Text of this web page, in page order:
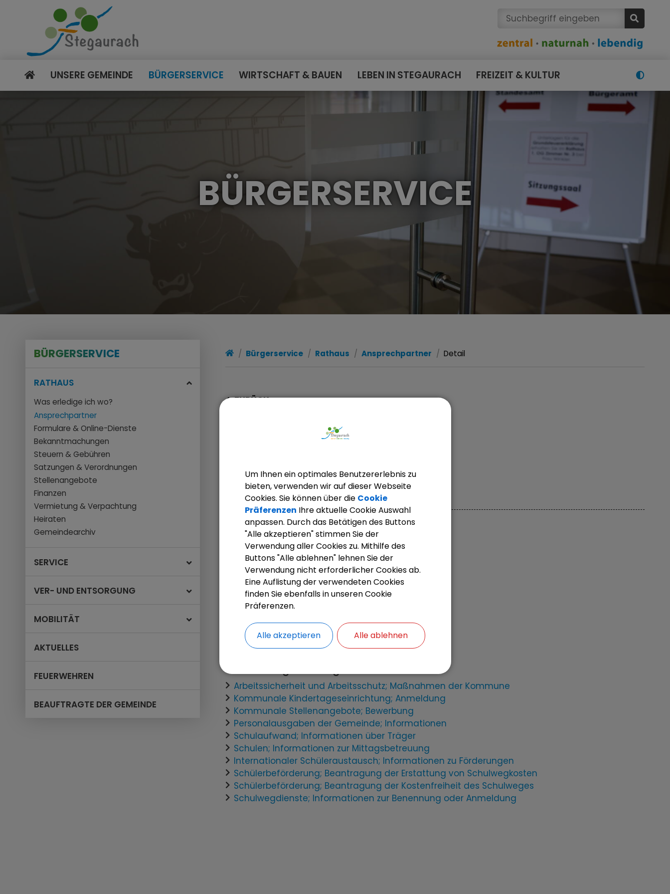
UNSERE GEMEINDE BÜRGERSERVICE WIRTSCHAFT & BAUEN LEBEN IN STEGAURACH FREIZEIT & KULTUR
BÜRGERSERVICE
BÜRGERSERVICE
RATHAUS
Was erledige ich wo?
Ansprechpartner
Formulare & Online-Dienste
Bekanntmachungen
Steuern & Gebühren
Satzungen & Verordnungen
Stellenangebote
Finanzen
Vermietung & Verpachtung
Heiraten
Gemeindearchiv
SERVICE
VER- UND ENTSORGUNG
MOBILITÄT
AKTUELLES
FEUERWEHREN
BEAUFTRAGTE DER GEMEINDE
Bürgerservice Rathaus Ansprechpartner Detail
ZURÜCK
Vanessa Lang
Telefon:(0951) 99222-28
(0951) 99222-66
E-Mail:v.lang@stegaurach.de
Weitere Informationen:
Zimmer:
OG 7
Mitarbeiter
Fachbereich Zentrale Dienste
Verwaltungsleistungen
Arbeitssicherheit und Arbeitsschutz; Maßnahmen der Kommune
Kommunale Kindertageseinrichtung; Anmeldung
Kommunale Stellenangebote; Bewerbung
Personalausgaben der Gemeinde; Informationen
Schulaufwand; Informationen über Träger
Schulen; Informationen zur Mittagsbetreuung
Internationaler Schüleraustausch; Informationen zu Förderungen
Schülerbeförderung; Beantragung der Erstattung von Schulwegkosten
Schülerbeförderung; Beantragung der Kostenfreiheit des Schulweges
Schulwegdienste; Informationen zur Benennung oder Anmeldung
Um Ihnen ein optimales Benutzererlebnis zu
bieten, verwenden wir auf dieser Webseite
Cookies. Sie können über die Cookie
Präferenzen Ihre aktuelle Cookie Auswahl
anpassen. Durch das Betätigen des Buttons
"Alle akzeptieren" stimmen Sie der
Verwendung aller Cookies zu. Mithilfe des
Buttons "Alle ablehnen" lehnen Sie der
Verwendung nicht erforderlicher Cookies ab.
Eine Auflistung der verwendeten Cookies
finden Sie ebenfalls in unseren Cookie
Präferenzen.
Alle akzeptieren Alle ablehnen